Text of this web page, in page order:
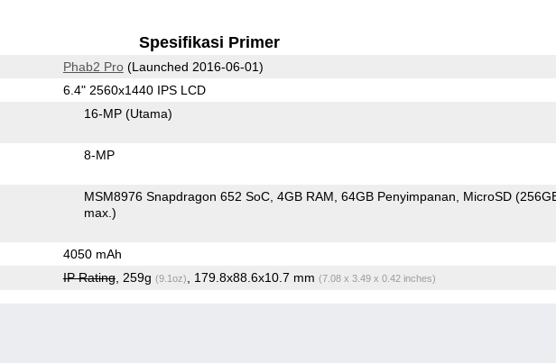
Spesifikasi Primer
Phab2 Pro(Launched 2016-06-01)
6.4" 2560x1440 IPS LCD
16-MP (Utama)
8-MP
MSM8976 Snapdragon 652 SoC 4GB RAM 64GB Penyimpanan
MicroSD
max.)
4050 mAh
IP Rating, 259g (9.1oz) , 179.8x88.6x10.7 mm (7.08 x 3.49 x 0.42 inches)